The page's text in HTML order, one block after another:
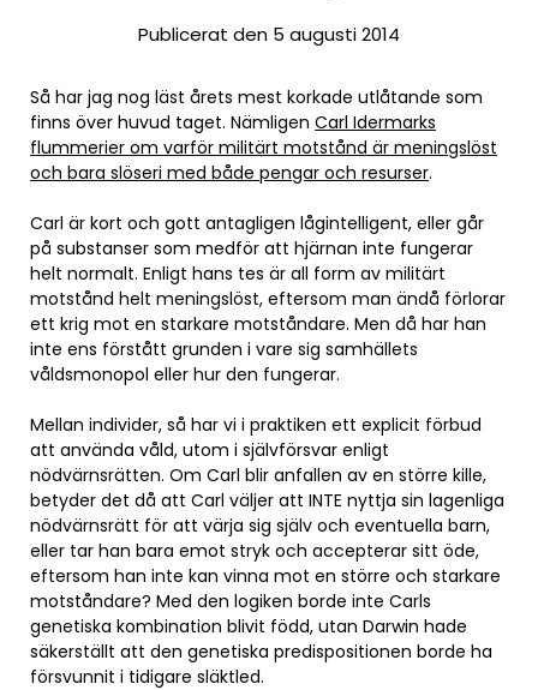
Publicerat den 5 augusti 2014
Så har jag nog läst årets mest korkade utlåtande som
finns över huvud taget. Nämligen Carl Idermarks
flummerier om varför militärt motstånd är meningslöst
och bara slöseri med både pengar och resurser.
Carl är kort och gott antagligen lågintelligent, eller går
på substanser som medför att hjärnan inte fungerar
helt normalt. Enligt hans tes är all form av militärt
motstånd helt meningslöst, eftersom man ändå förlorar
ett krig mot en starkare motståndare. Men då har han
inte ens förstått grunden i vare sig samhällets
våldsmonopol eller hur den fungerar.
Mellan individer, så har vi i praktiken ett explicit förbud
att använda våld, utom i självförsvar enligt
nödvärnsrätten. Om Carl blir anfallen av en större kille,
betyder det då att Carl väljer att INTE nyttja sin lagenliga
nödvärnsrätt för att värja sig själv och eventuella barn,
eller tar han bara emot stryk och accepterar sitt öde,
eftersom han inte kan vinna mot en större och starkare
motståndare? Med den logiken borde inte Carls
genetiska kombination blivit född, utan Darwin hade
säkerställt att den genetiska predispositionen borde ha
försvunnit i tidigare släktled.